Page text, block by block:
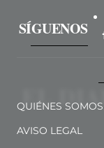
SÍGUENOS
QUIÉNES SOMOS
AVISO LEGAL